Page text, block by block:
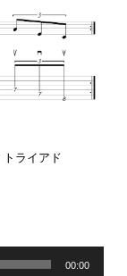
ライアド
00:00